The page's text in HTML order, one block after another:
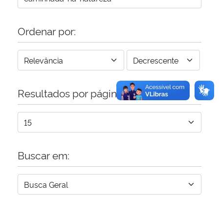
Advocacia-Geral da União
Banco Central do Brasil
Planalto
Ordenar por:
Resultados por página:
Buscar em: